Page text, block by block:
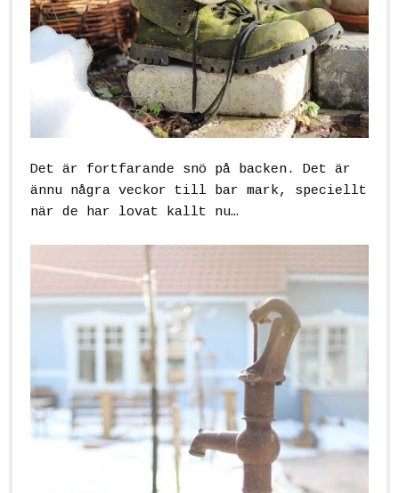
Det är fortfarande snö på backen. Det är
ännu några veckor till bar mark, speciellt
när de har lovat kallt nu…